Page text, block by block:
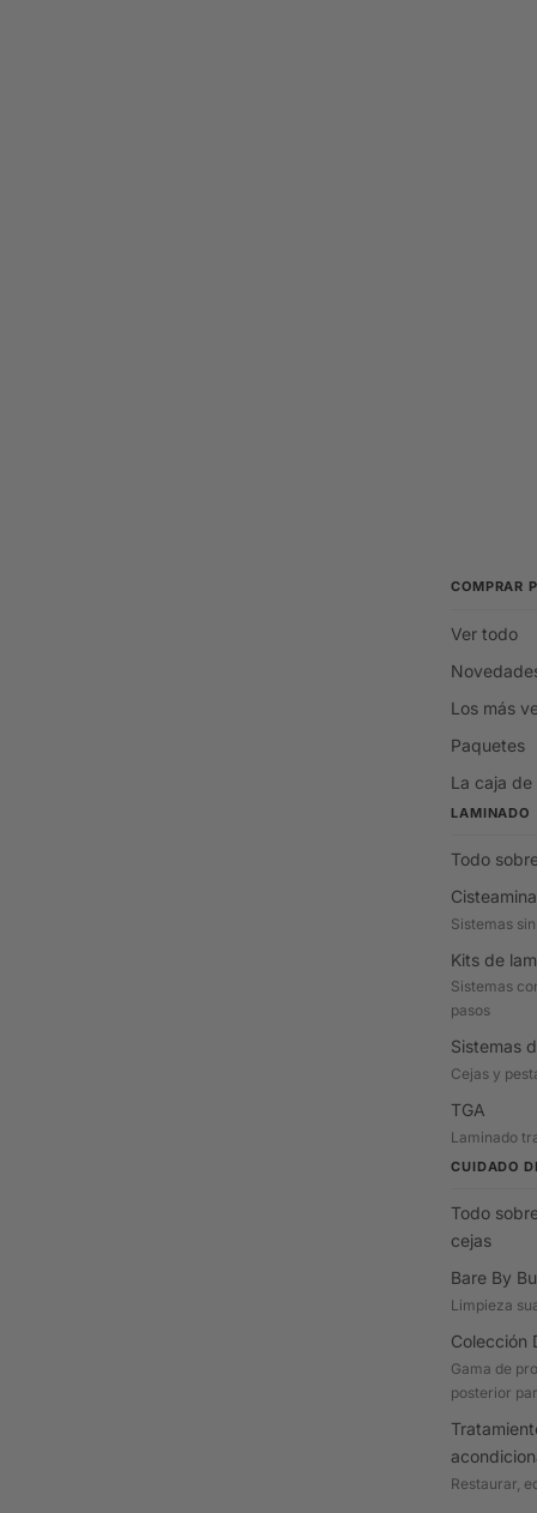
COMPRAR
Ver todo
Los más
Paquetes
La caja
LAMINADO
Todo
Cisteamina
Sistemas
Kits de
Sistemas
pasos
Sistemas
Cejas y
TGA
Laminado
CUIDADO
Todo
cejas
Bare By
Limpieza
Colección
Gama de
posterior
Restaurar,